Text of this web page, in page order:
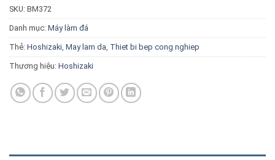
SKU: BM372
Danh mục: Máy làm đá
Thẻ: Hoshizaki May lam da Thiet bi bep cong nghiep
Thương hiệu: Hoshizaki